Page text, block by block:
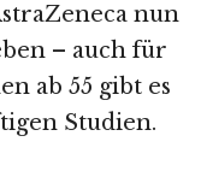
nun
– auch für
ab 55 gibt es
Studien.